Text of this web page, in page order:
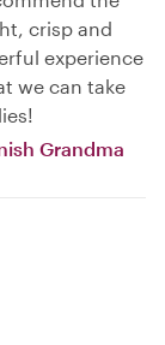
crisp and
experience
we can take
Grandma